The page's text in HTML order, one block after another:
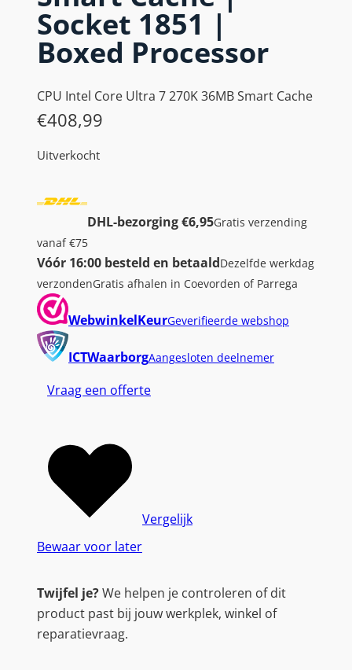
Socket 1851 |
Boxed Processor
CPU Intel Core Ultra 7 270K 36MB Smart Cache
€408,99
Uitverkocht
DHL-bezorging €6,95Gratis verzending
vanaf €75
Vóór 16:00 besteld en betaaldDezelfde werkdag
verzondenGratis afhalen in Coevorden of Parrega
WebwinkelKeurGeverifieerde webshop
ICTWaarborgAangesloten deelnemer
Vraag een offerte
Bewaar voor later
Vergelijk
Twijfel je?We helpen je controleren of dit
product past bij jouw werkplek, winkel of
reparatievraag.